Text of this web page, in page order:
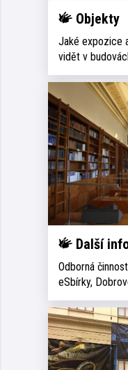
Objekty
Jaké expozice
vidět v
Další
Odborná
eSbírky,